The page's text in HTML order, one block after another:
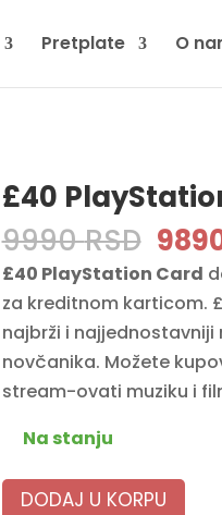
Pretplate O
£40
9990RSD
was:
£40 PlayStation Card
za kreditnom karticom.
najbrži i
novčanika. Možete
stream-ovati muziku i
Na stanju
DODAJ U KORPU